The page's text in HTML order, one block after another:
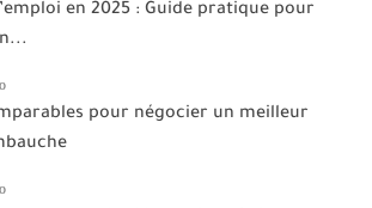
en 2025 : Guide pratique pour
pour négocier un meilleur